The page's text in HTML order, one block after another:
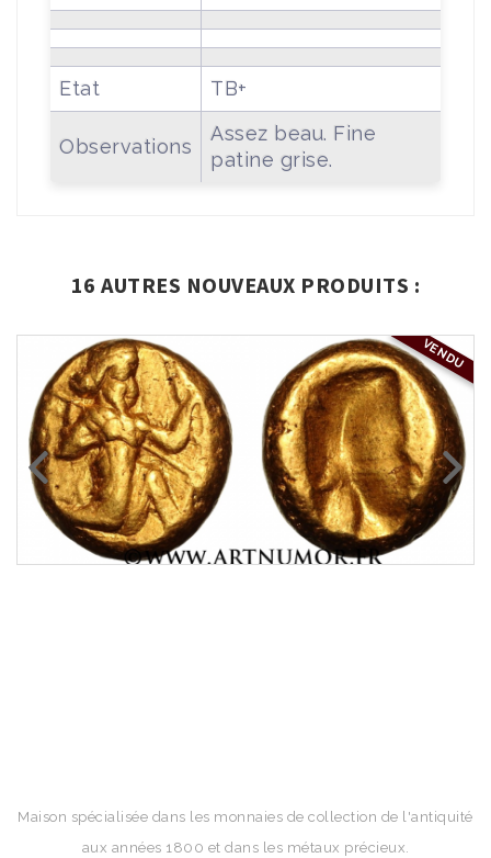
Etat TB+
Observations
Assez beau. Fine
patine grise.
16 AUTRES NOUVEAUX PRODUITS :
VENDU
Maison spécialisée dans les monnaies de collection de l'antiquité
aux années 1800 et dans les métaux précieux.